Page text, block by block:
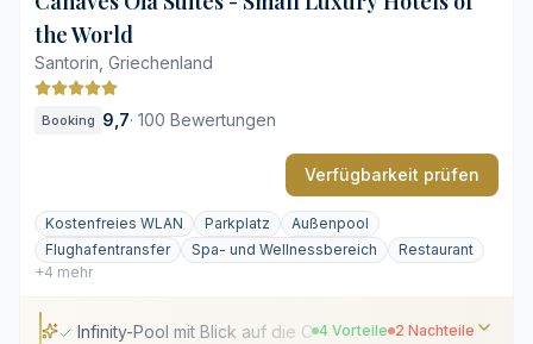
the World
Santorin, Griechenland
Booking 9,7· 100 Bewertungen
Verfügbarkeit prüfen
Kostenfreies WLAN Parkplatz
Außenpool
Flughafentransfer
Spa- und Wellnessbereich
Restaurant
+4 mehr
Infinity-Pool mit Blick auf die Caldera
4 Vorteile 2 Nachteile